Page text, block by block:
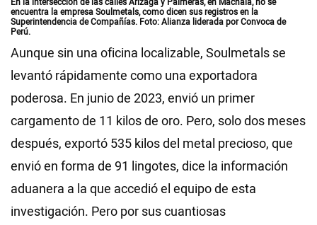
encuentra la empresa Soulmetals, como dicen sus registros en la
Superintendencia de Compañías. Foto: Alianza liderada por Convoca de
Perú.
Aunque sin una oficina localizable, Soulmetals se
levantó rápidamente como una exportadora
poderosa. En junio de 2023, envió un primer
cargamento de 11 kilos de oro. Pero, solo dos meses
después, exportó 535 kilos del metal precioso, que
envió en forma de 91 lingotes, dice la información
aduanera a la que accedió el equipo de esta
investigación. Pero por sus cuantiosas